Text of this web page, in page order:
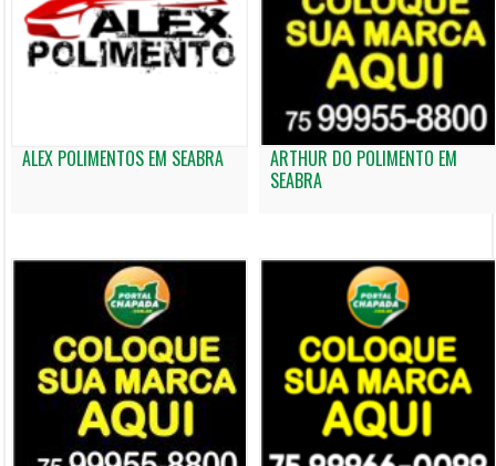
ALEX POLIMENTOS EM SEABRA
ARTHUR DO POLIMENTO EM
SEABRA